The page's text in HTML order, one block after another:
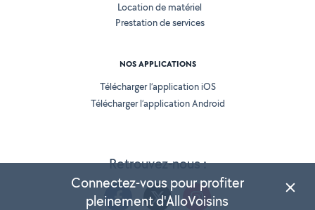
Retrouvez-nous :
Location de matériel
Prestation de services
NOS APPLICATIONS
Télécharger l’application iOS
Télécharger l’application Android
Connectez-vous pour profiter
pleinement d'AlloVoisins